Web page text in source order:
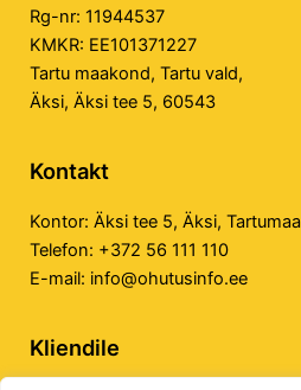
Rg-nr: 11944537
KMKR: EE101371227
Tartu maakond, Tartu vald,
Äksi, Äksi tee 5, 60543
Kontakt
Kontor: Äksi tee 5, Äksi, Tartumaa
Telefon: +372 56 111 110
E-mail: info@ohutusinfo.ee
Kliendile